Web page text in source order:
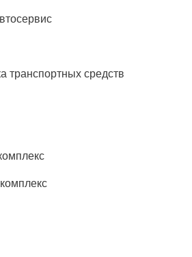
транспортных средств